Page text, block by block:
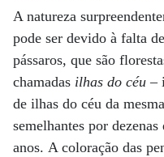
A natureza
pode ser devido à falta
pássaros, que são
chamadas ilhas do céu –
de ilhas do céu da
semelhantes por
anos. A coloração das